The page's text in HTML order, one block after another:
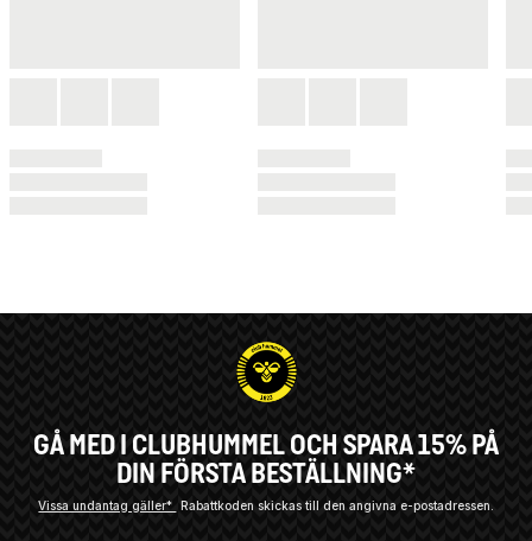
GÅ MED I CLUBHUMMEL OCH SPARA 15% PÅ
DIN FÖRSTA BESTÄLLNING*
Vissa undantag gäller* Rabattkoden skickas till den angivna e-postadressen.